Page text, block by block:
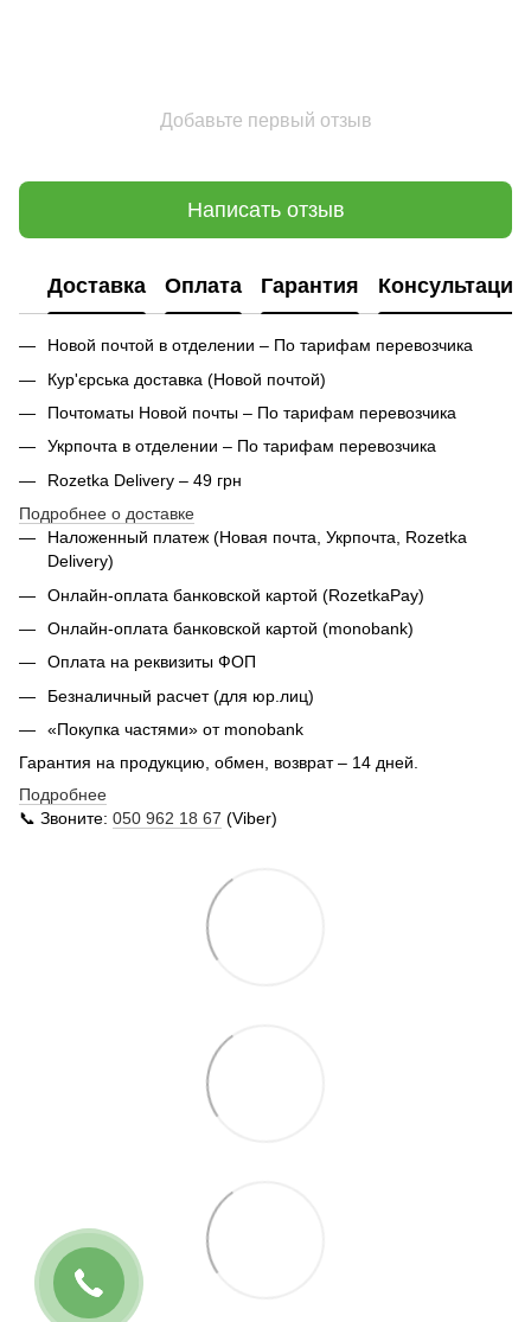
Добавьте первый отзыв
Написать отзыв
Доставка Оплата Гарантия Консультация
Новой почтой в отделении – По тарифам перевозчика
Кур'єрська доставка (Новой почтой)
Почтоматы Новой почты – По тарифам перевозчика
Укрпочта в отделении – По тарифам перевозчика
Rozetka Delivery – 49 грн
Подробнее о доставке
Наложенный платеж (Новая почта, Укрпочта, Rozetka
Delivery)
Онлайн-оплата банковской картой (RozetkaPay)
Онлайн-оплата банковской картой (monobank)
Оплата на реквизиты ФОП
Безналичный расчет (для юр.лиц)
«Покупка частями» от monobank
Гарантия на продукцию, обмен, возврат – 14 дней.
Подробнее
📞 Звоните: 050 962 18 67 (Viber)